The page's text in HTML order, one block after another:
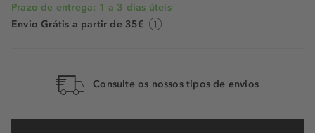
3N - 112,3C
114N - 114N
Prazo de entrega: 1 a 3 dias úteis
Envio Grátis a partir de 35€
Consulte os nossos tipos de envios